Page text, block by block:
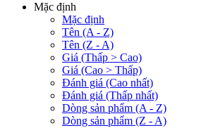
Mặc định
Mặc định
Tên (A - Z)
Tên (Z - A)
Giá (Thấp > Cao)
Giá (Cao > Thấp)
Đánh giá (Cao nhất)
Đánh giá (Thấp nhất)
Dòng sản phẩm (A - Z)
Dòng sản phẩm (Z - A)